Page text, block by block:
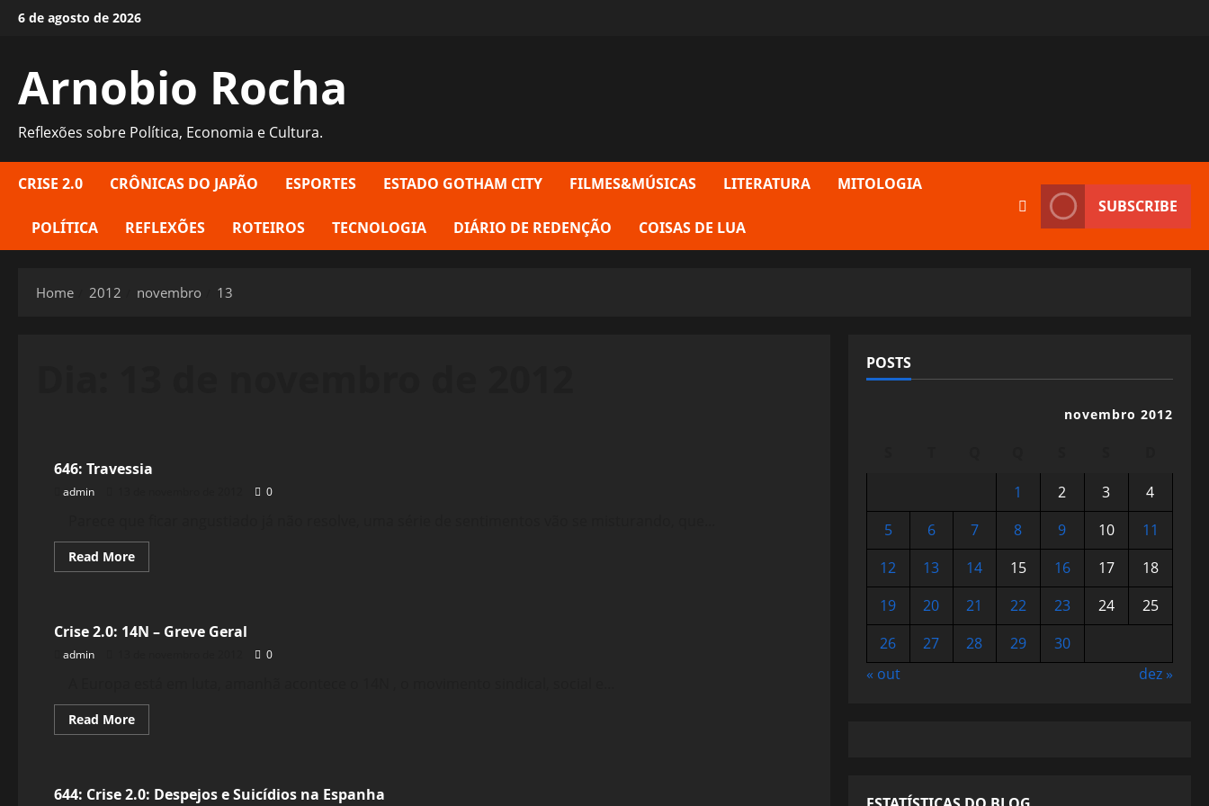
Skip6 de agosto de 2026
Arnobio Rocha
Reflexões sobre Política, Economia e Cultura.
CRISE 2.0 CRÔNICAS DO JAPÃO ESPORTES ESTADO GOTHAM CITY FILMES&MÚSICAS LITERATURA MITOLOGIA
POLÍTICA REFLEXÕES ROTEIROS TECNOLOGIA DIÁRIO DE REDENÇÃO COISAS DE LUA
SUBSCRIBE
Home 2012 novembro 13
646: Travessia
admin 0
Read MoreRead
more
Crise 2.0: 14N – Greve Geral
admin 0
Read MoreRead
more
–
644: Crise 2.0: Despejos e Suicídios na Espanha
POSTS
novembro 2012
1
2 3
4
5
6 7 8 9 10
11
12
13 14 15 16 17
18
19
20 21 22 23 24
25
26
27 28 29
30
« out
dez »